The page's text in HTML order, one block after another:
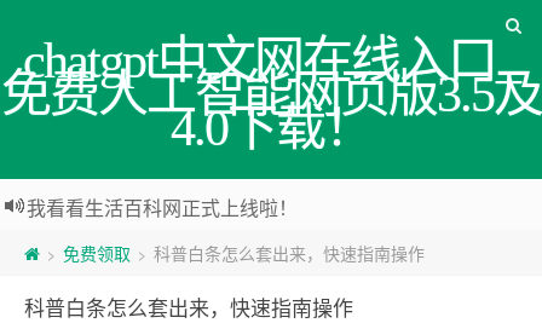
chatgpt中文网在线入口_
免费人工智能网页版3.5及
4.0下载！
我看看生活百科网正式上线啦！
> 免费领取 > 科普白条怎么套出来，快速指南操作
科普白条怎么套出来，快速指南操作